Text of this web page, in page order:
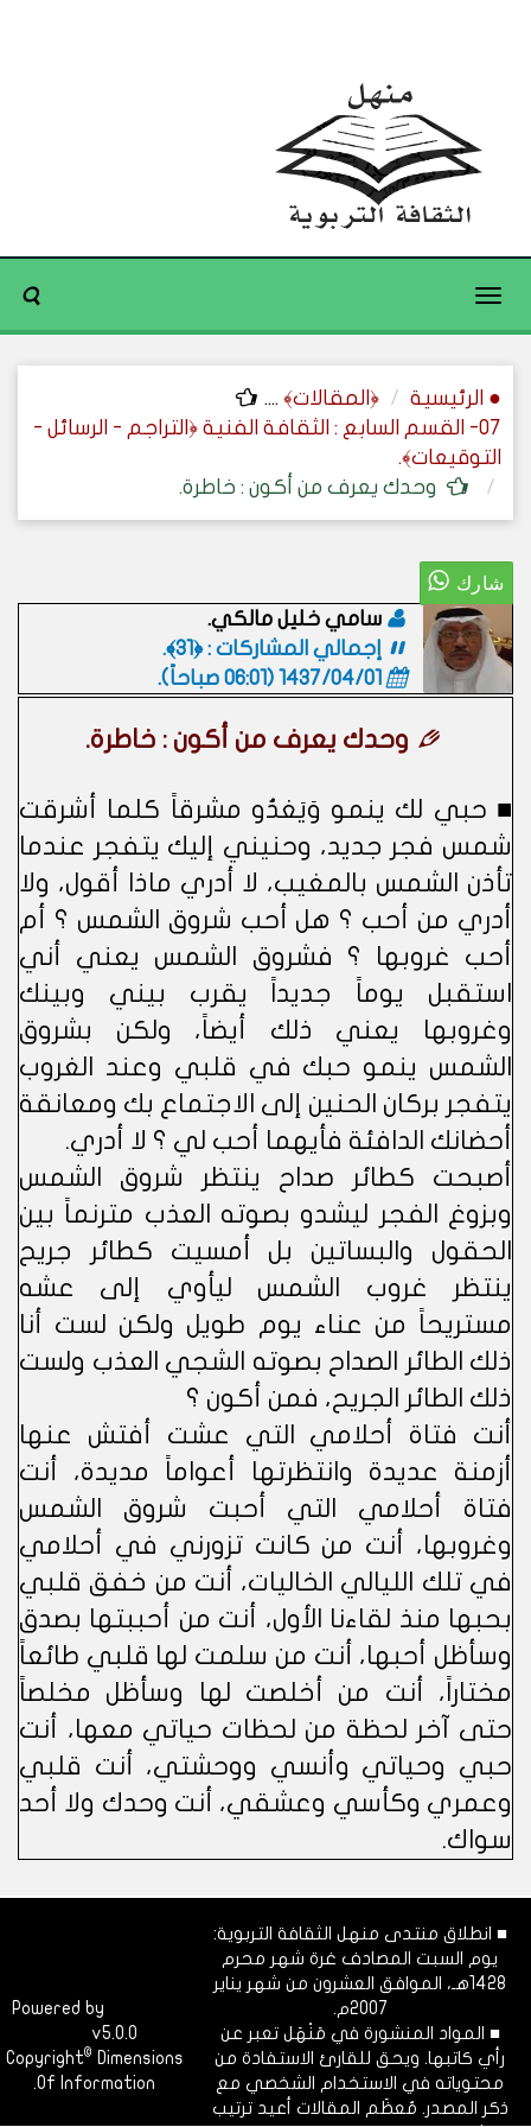
Toggle
● الرئيسية ﴿المقالات﴾ ....
07- القسم السابع : الثقافة الفنية ﴿التراجم - الرسائل -
التوقيعات﴾.
وحدك يعرف من أكون : خاطرة.
سامي خليل مالكي.
إجمالي المشاركات : ﴿31﴾.
1437/04/01 (06:01 صباحاً)
.
وحدك يعرف من أكون : خاطرة.
■ حبي لك ينمو وَيَغدُو مشرقاً كلما أشرقت
شمس فجر جديد، وحنيني إليك يتفجر عندما
تأذن الشمس بالمغيب، لا أدري ماذا أقول، ولا
أدري من أحب ؟ هل أحب شروق الشمس ؟ أم
أحب غروبها ؟ فشروق الشمس يعني أني
استقبل يوماً جديداً يقرب بيني وبينك
وغروبها يعني ذلك أيضاً، ولكن بشروق
الشمس ينمو حبك في قلبي وعند الغروب
يتفجر بركان الحنين إلى الاجتماع بك ومعانقة
أحضانك الدافئة فأيهما أحب لي ؟ لا أدري.
أصبحت كطائر صداح ينتظر شروق الشمس
وبزوغ الفجر ليشدو بصوته العذب مترنماً بين
الحقول والبساتين بل أمسيت كطائر جريح
ينتظر غروب الشمس ليأوي إلى عشه
مستريحاً من عناء يوم طويل ولكن لست أنا
ذلك الطائر الصداح بصوته الشجي العذب ولست
ذلك الطائر الجريح، فمن أكون ؟
أنت فتاة أحلامي التي عشت أفتش عنها
أزمنة عديدة وانتظرتها أعواماً مديدة، أنت
فتاة أحلامي التي أحبت شروق الشمس
وغروبها، أنت من كانت تزورني في أحلامي
في تلك الليالي الخاليات، أنت من خفق قلبي
بحبها منذ لقاءنا الأول، أنت من أحببتها بصدق
وسأظل أحبها، أنت من سلمت لها قلبي طائعاً
مختاراً، أنت من أخلصت لها وسأظل مخلصاً
حتى آخر لحظة من لحظات حياتي معها، أنت
حبي وحياتي وأنسي ووحشتي، أنت قلبي
وعمري وكأسي وعشقي، أنت وحدك ولا أحد
سواك.
■ انطلاق منتدى منهل الثقافة التربوية:
يوم السبت المصادف غرة شهر محرم
1428هـ، الموافق العشرون من شهر يناير
2007م.
■ المواد المنشورة في مَنْهَل تعبر عن
رأي كاتبها. ويحق للقارئ الاستفادة من
محتوياته في الاستخدام الشخصي مع
ذكر المصدر. مُعظَم المقالات أعيد ترتيب
Powered by
v5.0.0
Copyright©
Dimensions
Of Information.